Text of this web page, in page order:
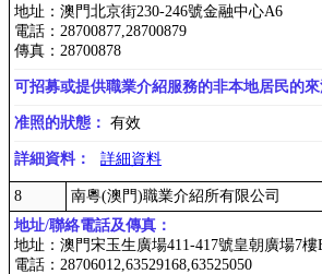
地址：澳門北京街230-246號金融中心A6
電話：28700877,28700879
傳真：28700878
可招募或提供職業介紹服務的非本地居民的來
准照的狀態： 有效
詳細資料： 詳細資料
8 南粵(澳門)職業介紹所有限公司
地址/聯絡電話及傳真：
地址：澳門宋玉生廣場411-417號皇朝廣場7樓
電話：28706012,63529168,63525050